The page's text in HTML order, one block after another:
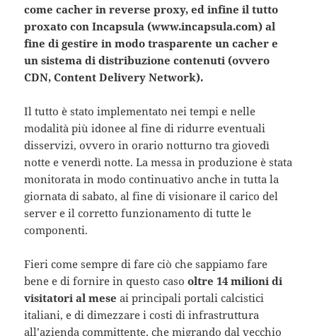
come cacher in reverse proxy, ed infine il tutto
proxato con Incapsula (www.incapsula.com) al
fine di gestire in modo trasparente un cacher e
un sistema di distribuzione contenuti (ovvero
CDN, Content Delivery Network).
Il tutto è stato implementato nei tempi e nelle
modalità più idonee al fine di ridurre eventuali
disservizi, ovvero in orario notturno tra giovedì
notte e venerdì notte. La messa in produzione è stata
monitorata in modo continuativo anche in tutta la
giornata di sabato, al fine di visionare il carico del
server e il corretto funzionamento di tutte le
componenti.
Fieri come sempre di fare ciò che sappiamo fare
bene e di fornire in questo casooltre 14 milioni di
visitatori al mese ai principali portali calcistici
italiani, e di dimezzare i costi di infrastruttura
all’azienda committente, che migrando dal vecchio